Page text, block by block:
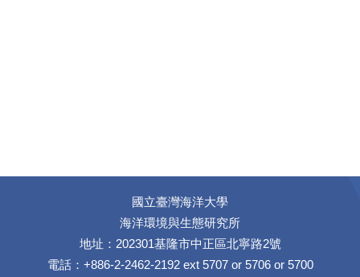
國立臺灣海洋大學
海洋環境與生態研究所
地址：202301基隆市中正區北寧路2號
電話：+886-2-2462-2192 ext 5707 or 5706 or 5700